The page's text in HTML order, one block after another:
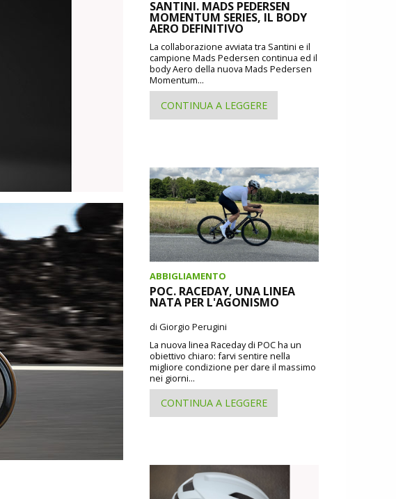
SANTINI. MADS PEDERSEN
MOMENTUM SERIES, IL BODY
AERO DEFINITIVO
La collaborazione avviata tra Santini e il
campione Mads Pedersen continua ed il
body Aero della nuova Mads Pedersen
Momentum...
CONTINUA A LEGGERE
ABBIGLIAMENTO
POC. RACEDAY, UNA LINEA
NATA PER L'AGONISMO
di Giorgio Perugini
La nuova linea Raceday di POC ha un
obiettivo chiaro: farvi sentire nella
migliore condizione per dare il massimo
nei giorni...
CONTINUA A LEGGERE